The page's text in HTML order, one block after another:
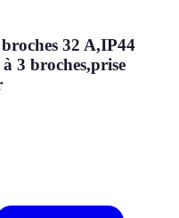
32 A,IP44
3 broches,prise